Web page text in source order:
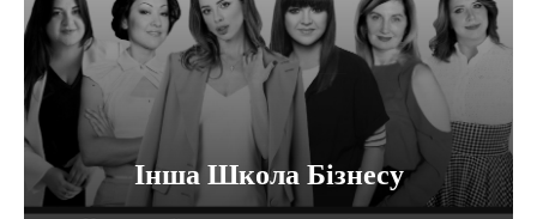
Інша Школа Бізнесу